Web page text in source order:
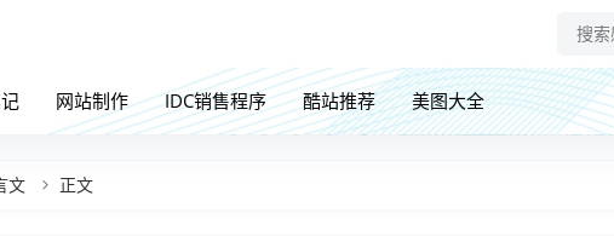
网站制作 IDC销售程序 酷站推荐 美图大全
文 正文